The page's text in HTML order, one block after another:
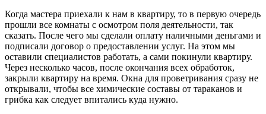
Когда мастера приехали к нам в квартиру, то в первую очередь
прошли все комнаты с осмотром поля деятельности, так
сказать. После чего мы сделали оплату наличными деньгами и
подписали договор о предоставлении услуг. На этом мы
оставили специалистов работать, а сами покинули квартиру.
Через несколько часов, после окончания всех обработок,
закрыли квартиру на время. Окна для проветривания сразу не
открывали, чтобы все химические составы от тараканов и
грибка как следует впитались куда нужно.